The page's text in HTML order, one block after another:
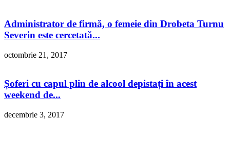
Administrator de firmă, o femeie din Drobeta Turnu
Severin este cercetată...
octombrie 21, 2017
Șoferi cu capul plin de alcool depistați în acest
weekend de...
decembrie 3, 2017